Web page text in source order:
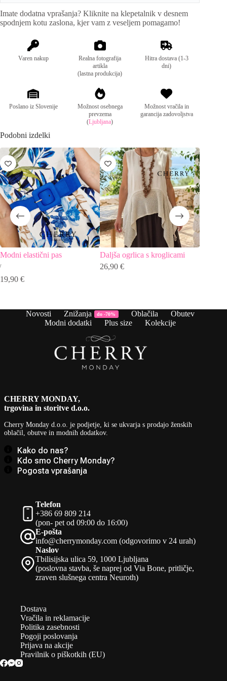
v
e
Mere:Unisize.
Imate dodatna vprašanja? Kliknite na klepetalnik v desnem
spodnjem kotu zaslona, kjer vam z veseljem pomagamo!
Varen nakup
Realna fotografija
artikla
(lastna produkcija)
Hitra dostava (1-3
dni)
Poslano iz Slovenije
Možnost osebnega
prevzema
(Ljubljana)
Možnost vračila in
garancija zadovoljstva
Podobni izdelki
Modni elastični pas
19,90 €
Daljša ogrlica s kroglicami
26,90€
Novosti Znižanja do -70% Oblačila
Obutev
Modni dodatki
Plus size Kolekcije
CHERRY MONDAY,
trgovina in storitve d.o.o.
Cherry Monday d.o.o. je podjetje, ki se ukvarja s prodajo ženskih
oblačil, obutve in modnih dodatkov.
Kako do nas?
Kdo smo Cherry Monday?
Pogosta vprašanja
Telefon
+386 69 809 214
(pon- pet od 09:00 do 16:00)
E-pošta
info@cherrymonday.com (odgovorimo v 24 urah)
Naslov
Tbilisijska ulica 59, 1000 Ljubljana
(poslovna stavba, še naprej od Via Bone, pritličje,
zraven slušnega centra Neuroth)
Dostava
Vračila in reklamacije
Politika zasebnosti
Pogoji poslovanja
Prijava na akcije
Pravilnik o piškotkih (EU)